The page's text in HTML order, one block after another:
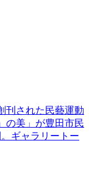
刊された民藝運動
の美」が豊田市民
ギャラリートー